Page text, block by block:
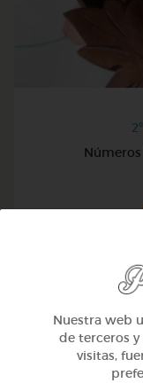
Nuestra web
de terceros
visitas,